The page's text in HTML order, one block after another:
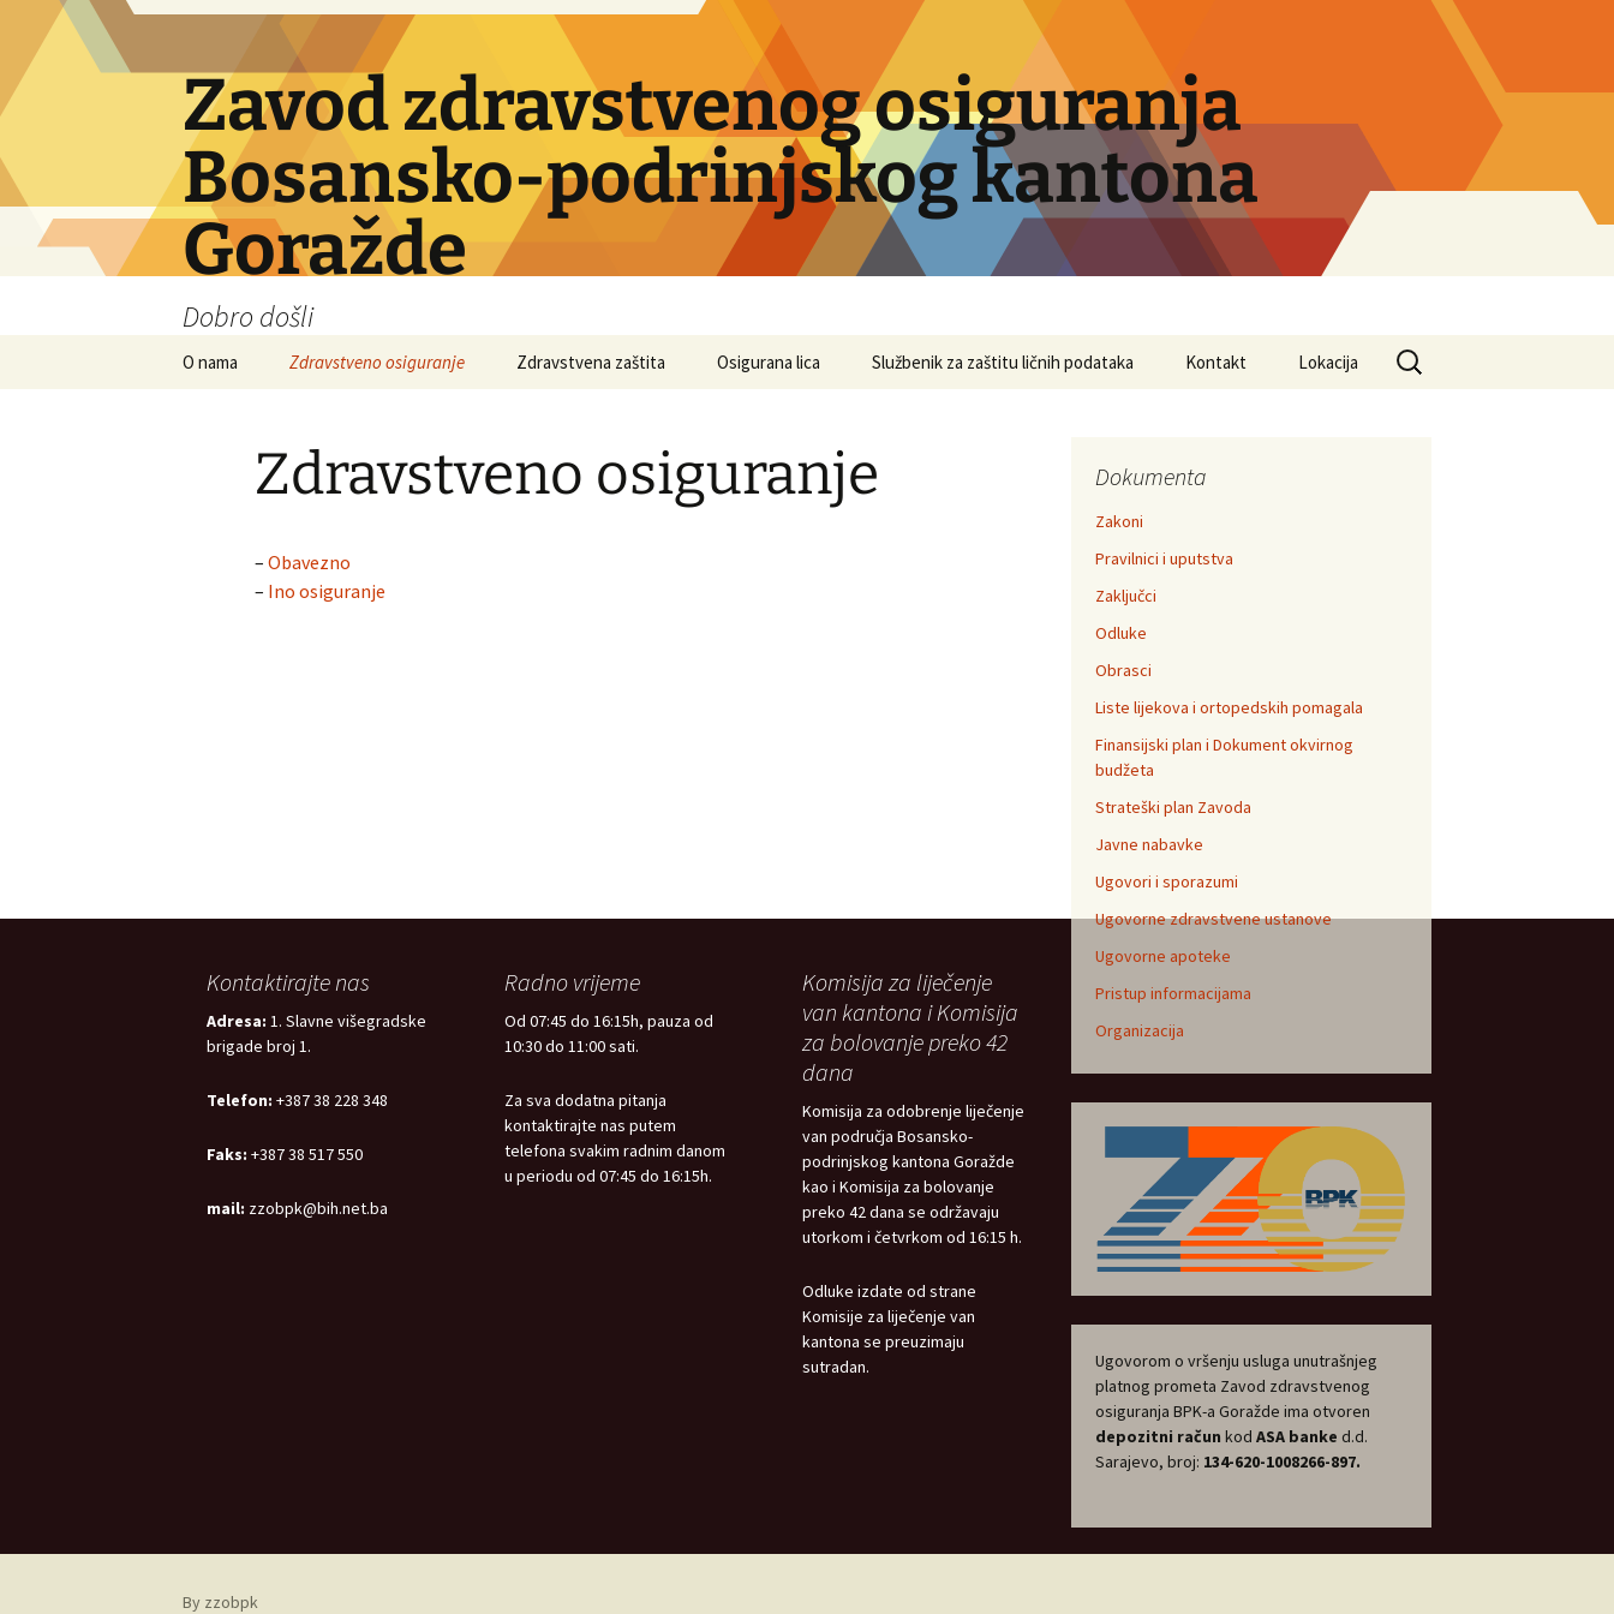
content
Zavod zdravstvenog osiguranja
Bosansko-podrinjskog kantona
Goražde
Dobro došli
O nama Zdravstveno osiguranje
Dobrovoljno osiguranje
osiguranje
Zdravstvena zaštita Osigurana lica Službenik za zaštitu ličnih podataka Kontakt Lokacija
Search
for:
Zdravstveno osiguranje
– Obavezno
– Ino osiguranje
Dokumenta
Zakoni
Pravilnici i uputstva
Zaključci
Odluke
Obrasci
Liste lijekova i ortopedskih pomagala
Finansijski plan i Dokument okvirnog
budžeta
Strateški plan Zavoda
Javne nabavke
Ugovori i sporazumi
Ugovorne zdravstvene ustanove
Ugovorne apoteke
Pristup informacijama
Organizacija
Ugovorom o vršenju usluga unutrašnjeg
platnog prometa Zavod zdravstvenog
osiguranja BPK-a Goražde ima otvoren
depozitni račun kod ASA banke d.d.
Sarajevo, broj: 134-620-1008266-897.
Kontaktirajte nas
Adresa: 1. Slavne višegradske
brigade broj 1.
Telefon: +387 38 228 348
Faks: +387 38 517 550
mail: zzobpk@bih.net.ba
Radno vrijeme
Od 07:45 do 16:15h, pauza od
10:30 do 11:00 sati.
Za sva dodatna pitanja
kontaktirajte nas putem
telefona svakim radnim danom
u periodu od 07:45 do 16:15h.
Komisija za liječenje
van kantona i Komisija
za bolovanje preko 42
dana
Komisija za odobrenje liječenje
van područja Bosansko-
podrinjskog kantona Goražde
kao i Komisija za bolovanje
preko 42 dana se održavaju
utorkom i četvrkom od 16:15 h.
Odluke izdate od strane
Komisije za liječenje van
kantona se preuzimaju
sutradan.
By zzobpk